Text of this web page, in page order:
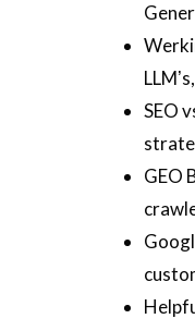
SEO
GEO